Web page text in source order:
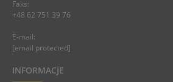
Faks:
+48 62 751 39 76
E-mail:
[email protected]
INFORMACJE